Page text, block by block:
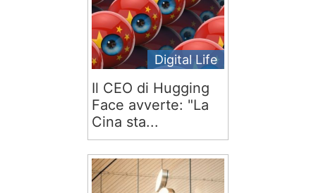
Digital Life
Il CEO di Hugging
Face avverte: "La
Cina sta...